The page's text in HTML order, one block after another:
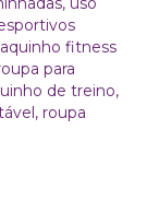
fitness
para
de treino,
roupa